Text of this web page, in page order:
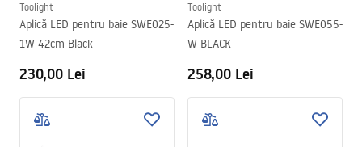
Toolight
Aplică LED pentru baie SWE025-
1W 42cm Black
230,00 Lei
Toolight
Aplică LED pentru baie SWE055-
W BLACK
258,00 Lei